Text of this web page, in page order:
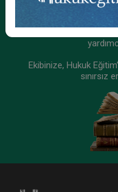
İşçilik Alacakları ve
Hukuku Kongresi -
Ekibinize, Hukuk
sınırsız